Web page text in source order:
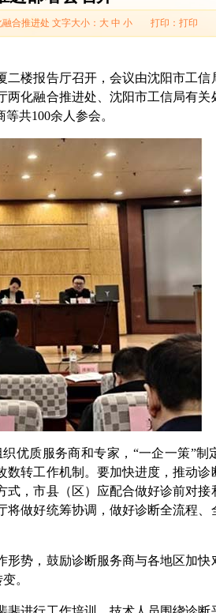
合推进处 文字大小： 大 中 小 打印： 打印
二楼报告厅召开，会议由沈阳市工信
化融合推进处、沈阳市工信局有关
等共100余人参会。
优质服务商和专家，“一企一策”制
转工作机制。要加快进度，推动诊
，市县（区）应配合做好诊前对接
做好统筹协调，做好诊断全流程、
形势，鼓励诊断服务商与各地区加快
。